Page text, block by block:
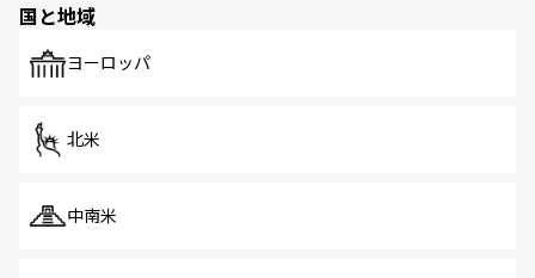
で、ホーカーズは地元の風情を楽しめる外せないスポット
国と地域
ヨーロッパ
北米
中南米